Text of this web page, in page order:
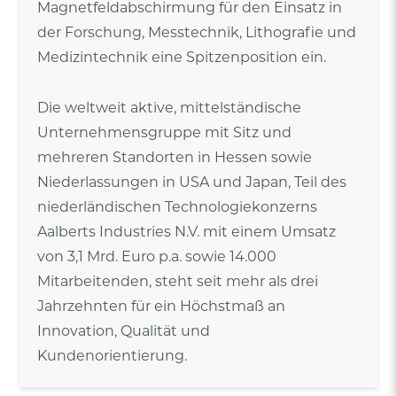
Magnetfeldabschirmung für den Einsatz in
der Forschung, Messtechnik, Lithografie und
Medizintechnik eine Spitzenposition ein.
Die weltweit aktive, mittelständische
Unternehmensgruppe mit Sitz und
mehreren Standorten in Hessen sowie
Niederlassungen in USA und Japan, Teil des
niederländischen Technologiekonzerns
Aalberts Industries N.V. mit einem Umsatz
von 3,1 Mrd. Euro p.a. sowie 14.000
Mitarbeitenden, steht seit mehr als drei
Jahrzehnten für ein Höchstmaß an
Innovation, Qualität und
Kundenorientierung.